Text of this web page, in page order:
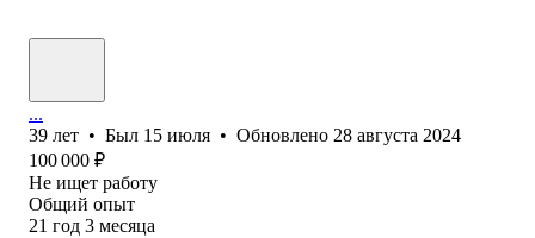
...
39 лет • Был 15 июля • Обновлено 28 августа 2024
100 000 ₽
Не ищет работу
Общий опыт
21 год 3 месяца